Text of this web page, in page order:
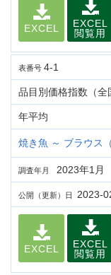
EXCEL
EXCEL
閲覧用
表番号 4-1
品目別価格指数（全
年平均
焼き魚 ～ ブラウス
調査年月 2023年1月
公開（更新）日 2023-
EXCEL
EXCEL
閲覧用